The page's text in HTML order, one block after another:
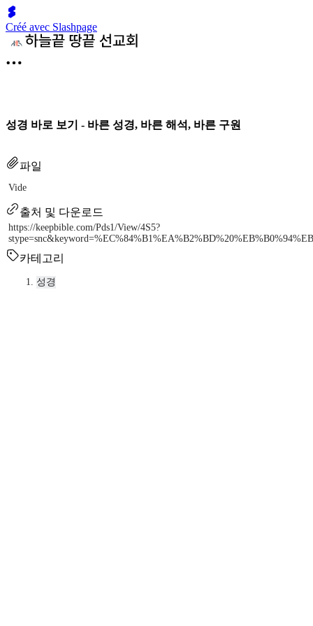
Créé avec Slashpage
성경 바로 보기 - 바른 성경, 바른 해석, 바른 구원
파일
Vide
출처 및 다운로드
https://keepbible.com/Pds1/View/4S5?
카테고리
성경